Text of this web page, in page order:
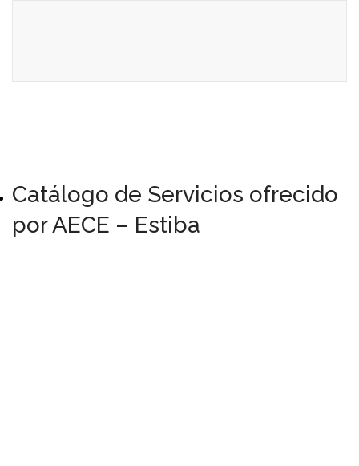
Catálogo de Servicios ofrecido
por AECE – Estiba